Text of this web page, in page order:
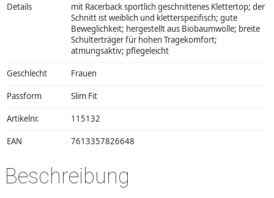
Details
mit Racerback sportlich geschnittenes Klettertop; der
Schnitt ist weiblich und kletterspezifisch; gute
Beweglichkeit; hergestellt aus Biobaumwolle; breite
Schulterträger für hohen Tragekomfort;
atmungsaktiv; pflegeleicht
Geschlecht Frauen
Passform Slim Fit
Artikelnr. 115132
EAN 7613357826648
Beschreibung